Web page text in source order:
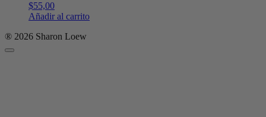
$55,00
Añadir al carrito
® 2026 Sharon Loew